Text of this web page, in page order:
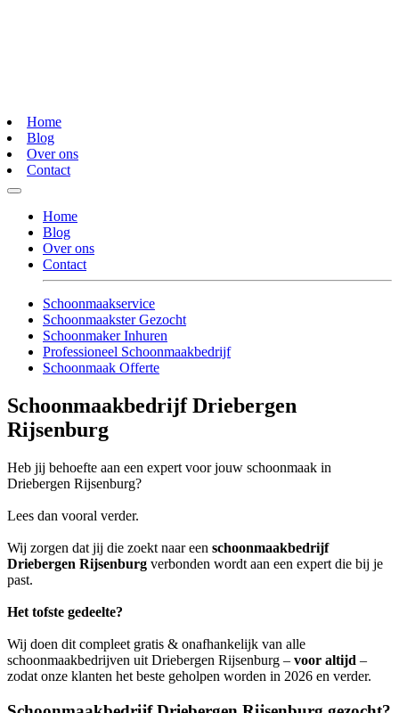
Home
Blog
Over ons
Contact
Home
Blog
Over ons
Contact
Schoonmaakservice
Schoonmaakster Gezocht
Schoonmaker Inhuren
Professioneel Schoonmaakbedrijf
Schoonmaak Offerte
Schoonmaakbedrijf Driebergen
Rijsenburg
Heb jij behoefte aan een expert voor jouw schoonmaak in
Driebergen Rijsenburg?
Lees dan vooral verder.
Wij zorgen dat jij die zoekt naar een schoonmaakbedrijf
Driebergen Rijsenburg verbonden wordt aan een expert die bij je
past.
Het tofste gedeelte?
Wij doen dit compleet gratis & onafhankelijk van alle
schoonmaakbedrijven uit Driebergen Rijsenburg – voor altijd –
zodat onze klanten het beste geholpen worden in 2026 en verder.